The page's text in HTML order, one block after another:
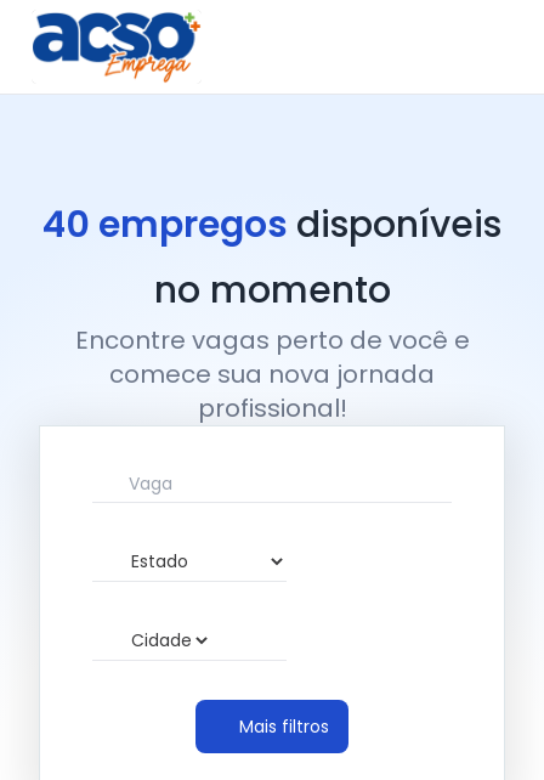
40 empregos disponíveis
no momento
Encontre vagas perto de você e
comece sua nova jornada
profissional!
Mais filtros